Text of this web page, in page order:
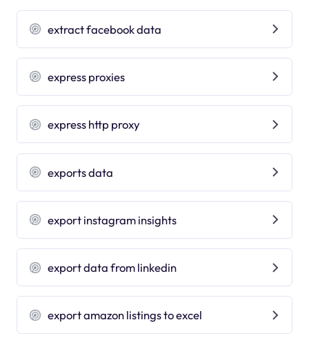
extract facebook data
express proxies
express http proxy
exports data
export instagram insights
export data from linkedin
export amazon listings to excel